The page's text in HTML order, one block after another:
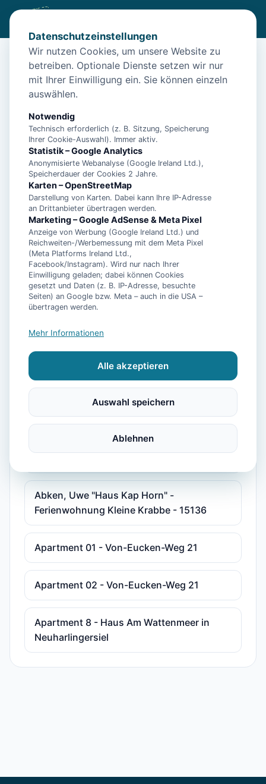
Diese Unterkunft ist aktuell nicht
buchbar
Unterkünfte in der Nähe
"Fischerhaus", Manuela Landmann -
Ferienwohnung 1 - 15447
"Haus am Leuchtturm" Einzelzimmer,
Landmann - Einzelzimmer - 11014
"Haus am Park" Joni und Claudia Sudradjat
- Ferienwohnung 2 - 15587
"Haus Göken" Emken - Ferienwohnung 2 -
15178
"Kolks Huus, Seglerweg" - Ferienwohnung
"Störmhuus" Rodenbäck, Silke - Wohnung
Abken, Uwe "Haus Kap Horn" -
Ferienwohnung Kleine Krabbe - 15136
Apartment 01 - Von-Eucken-Weg 21
Apartment 02 - Von-Eucken-Weg 21
Apartment 8 - Haus Am Wattenmeer in
Neuharlingersiel
Datenschutzeinstellungen
Wir nutzen Cookies, um unsere Website zu
betreiben. Optionale Dienste setzen wir nur
mit Ihrer Einwilligung ein. Sie können einzeln
auswählen.
Notwendig
Technisch erforderlich (z. B. Sitzung, Speicherung
Ihrer Cookie-Auswahl). Immer aktiv.
Statistik – Google Analytics
Anonymisierte Webanalyse (Google Ireland Ltd.),
Speicherdauer der Cookies 2 Jahre.
Karten – OpenStreetMap
Darstellung von Karten. Dabei kann Ihre IP-Adresse
an Drittanbieter übertragen werden.
Marketing – Google AdSense & Meta Pixel
Anzeige von Werbung (Google Ireland Ltd.) und
Reichweiten-/Werbemessung mit dem Meta Pixel
(Meta Platforms Ireland Ltd.,
Facebook/Instagram). Wird nur nach Ihrer
Einwilligung geladen; dabei können Cookies
gesetzt und Daten (z. B. IP-Adresse, besuchte
Seiten) an Google bzw. Meta – auch in die USA –
übertragen werden.
Mehr Informationen
Alle akzeptieren
Auswahl speichern
Ablehnen